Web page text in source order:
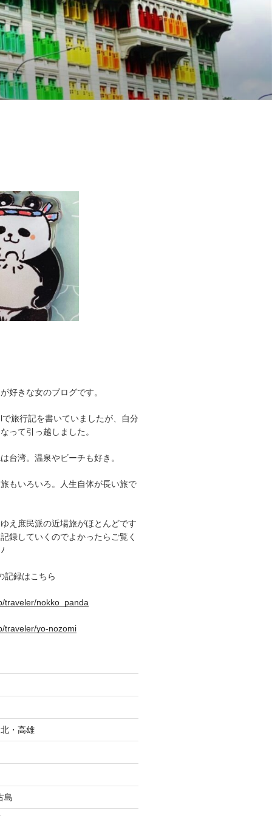
好きな女のブログです。
旅行記を書いていましたが、自分
って引っ越しました。
台湾。温泉やビーチも好き。
もいろいろ。人生自体が長い旅で
え庶民派の近場旅がほとんどです
録していくのでよかったらご覧く
記録はこちら
traveler/nokko_panda
traveler/yo-nozomi
・高雄
島